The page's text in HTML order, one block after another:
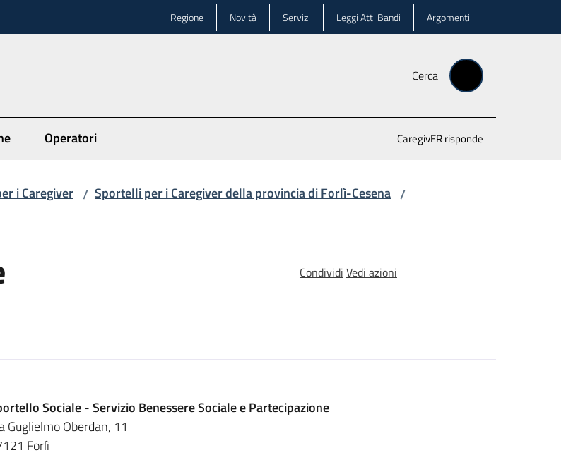
Regione Novità Servizi Leggi Atti Bandi Argomenti
Cerca
Operatori CaregivER risponde
i Caregiver / Sportelli per i Caregiver della provincia di Forlì-Cesena /
Condividi Vedi azioni
Sociale - Servizio Benessere Sociale e Partecipazione
Guglielmo Oberdan, 11
Forlì